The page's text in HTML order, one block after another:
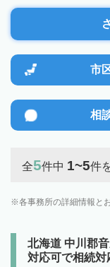
市
相
全5件中 1~5件
各事務所の詳細情報と
北海道 中川郡
対応可で相続